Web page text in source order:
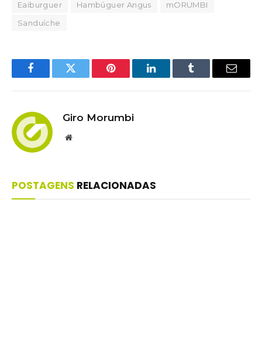
Eaiburguer Hambúguer Angus
mORUMBI
Sanduíche
FacebookTwitter Pinterest LinkedInTumblr Email
Giro Morumbi
Website
POSTAGENS RELACIONADAS